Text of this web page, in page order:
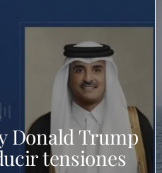
Donald Trump
tensiones